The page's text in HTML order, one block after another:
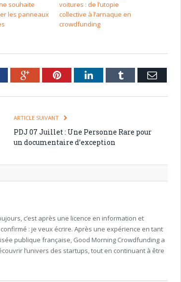
souhaite
les panneaux
voitures : de l’utopie
collective à l’arnaque en
crowdfunding
Google+PinterestLinkedInTumblr Email
ARTICLE SUIVANT
PDJ 07 Juillet : Une Personne Rare pour
un documentaire d’exception
c’est après une licence en information et
: je veux écrire. Après une expérience en tant
publique française, Good Morning Crowdfunding a
l’univers des startups, tout en continuant à être